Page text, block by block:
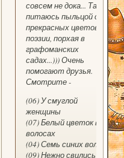
совсем не дока... Так,
питаюсь пыльцой с
прекрасных цветов
поэзии, порхая в
графоманских
садах...))) Очень
помогают друзья.
Смотрите -
(06) У смуглой
женщины
(07) Белый цветок в
волосах
(04) Семь синих волн
(09) Нежно свились